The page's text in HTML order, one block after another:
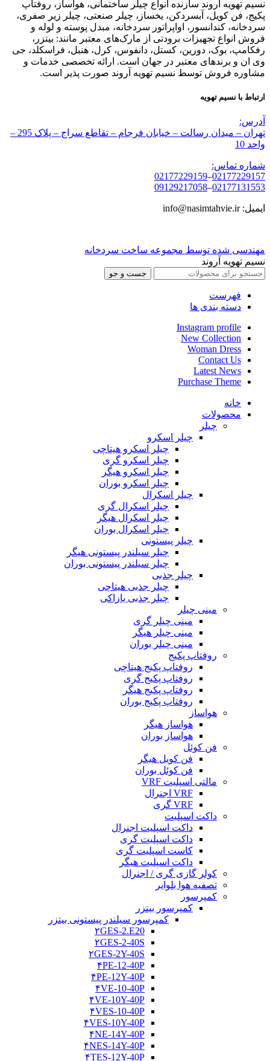
نسیم تهویه آروند سازنده انواع چیلر ساختمانی، هواساز، روفتاپ
پکیج، فن کویل، آبسردکن، یخساز، چیلر صنعتی، چیلر زیر صفری،
سردخانه، کندانسور، اواپراتور سردخانه، مبدل پوسته و لوله و
فروش انواع تجهیزات برودتی از مارک‌های معتبر مانند: بیتزر،
رفکامپ، بوک، دورین، کستل، دانفوس، کرل، هنبل، فراسکلد، جی
وی ان و برندهای معتبر در جهان است. ارائه تخصصی خدمات و
مشاوره فروش توسط نسیم تهویه آروند صورت پذیر است.
ارتباط با نسیم تهویه
آدرس:
تهران – میدان رسالت – خیابان فرجام – تقاطع سراج – پلاک 295 –
واحد 10
شماره تماس:
02177229157
–
02177229159
02177131553
–
09129217058
ایمیل: info@nasimtahvie.ir
مهندسی شده توسط مجموعه ساخت سردخانه
نسیم تهویه آروند
جست و جو
فهرست
دسته بندی ها
Instagram profile
New Collection
Woman Dress
Contact Us
Latest News
Purchase Theme
خانه
محصولات
چیلر
چیلر اسکرو
چیلر اسکرو هیتاچی
چیلر اسکرو گری
چیلر اسکرو هیگر
چیلر اسکرو بوران
چیلر اسکرال
چیلر اسکرال گری
چیلر اسکرال هیگر
چیلر اسکرال بوران
چیلر پیستونی
چیلر سیلندر پیستونی هیگر
چیلر سیلندر پیستونی بوران
چیلر جذبی
چیلر جذبی هیتاچی
چیلر جذبی یازاکی
مینی چیلر
مینی چیلر گری
مینی چیلر هیگر
مینی چیلر بوران
روفتاپ پکیج
روفتاپ پکیج هیتاچی
روفتاپ پکیج گری
روفتاپ پکیج هیگر
روفتاپ پکیج بوران
هواساز
هواساز هیگر
هواساز بوران
فن کوئل
فن کویل هیگر
فن کوئل بوران
مالتی اسپلیت VRF
VRF اجنرال
VRF گری
داکت اسپلیت
داکت اسپلیت اجنرال
داکت اسپلیت گری
کاست اسپلیت گری
داکت اسپلیت هیگر
کولر گازی گری / اجنرال
تصفیه هوا بلوایر
کمپرسور
کمپرسور بیتزر
کمپرسور سیلندر پیستونی بیتزر
۲GES-2.E20
۲GES-2-40S
۲GES-2Y-40S
۴PE-12-40P
۴PE-12Y-40P
۴VE-10-40P
۴VE-10Y-40P
۴VES-10-40P
۴VES-10Y-40P
۴NE-14Y-40P
۴NES-14Y-40P
۴TES-12Y-40P